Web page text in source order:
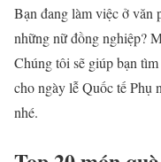
Bạn đang làm việc ở văn
những nữ đồng nghiệp?
Chúng tôi sẽ giúp bạn
cho ngày lễ Quốc tế Phụ
nhé.